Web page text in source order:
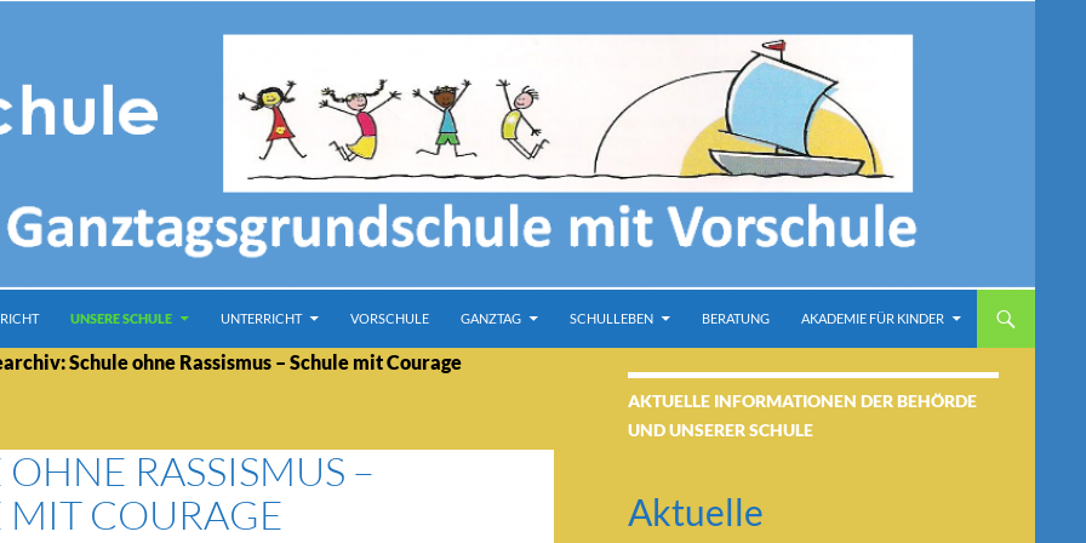
UNSERE SCHULE UNTERRICHT VORSCHULE GANZTAG SCHULLEBEN BERATUNG AKADEMIE FÜR KINDER
Schule ohne Rassismus – Schule mit Courage
RASSISMUS –
MIT COURAGE
AKTUELLE INFORMATIONEN DER BEHÖRDE
UND UNSERER SCHULE
Aktuelle